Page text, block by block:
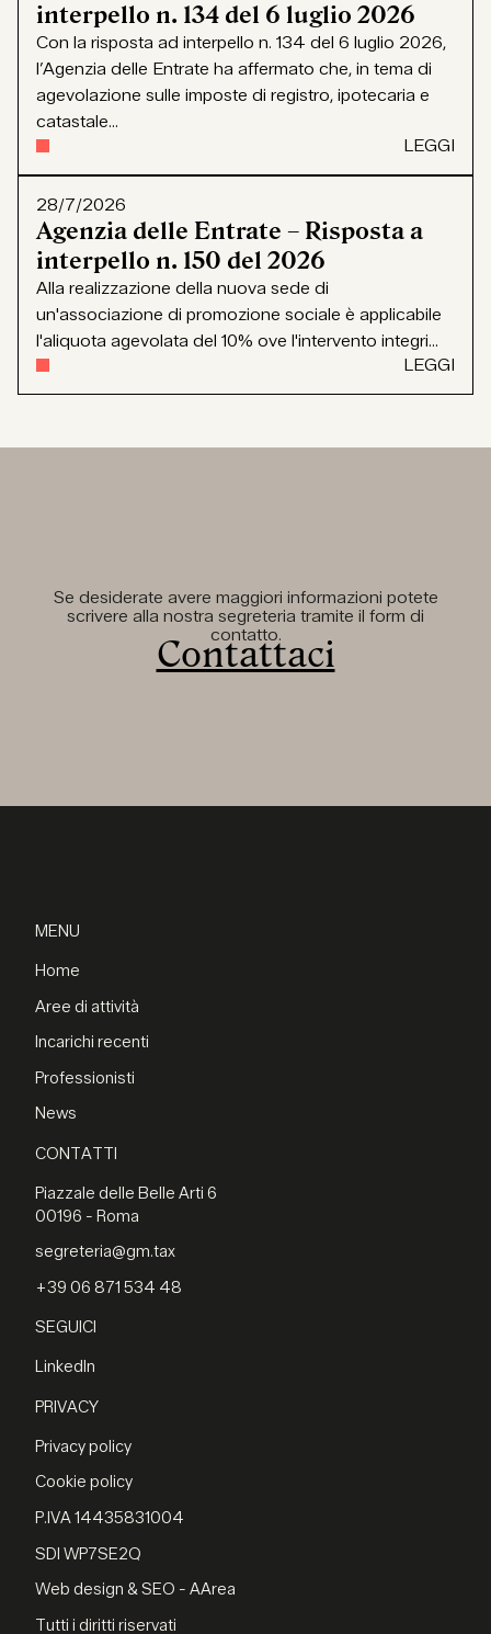
interpello n. 134 del 6 luglio 2026
Con la risposta ad interpello n. 134 del 6 luglio 2026,
l’Agenzia delle Entrate ha affermato che, in tema di
agevolazione sulle imposte di registro, ipotecaria e
catastale...
LEGGI
28/7/2026
Agenzia delle Entrate – Risposta a
interpello n. 150 del 2026
Alla realizzazione della nuova sede di
un'associazione di promozione sociale è applicabile
l'aliquota agevolata del 10% ove l'intervento integri...
LEGGI
Se desiderate avere maggiori informazioni potete
scrivere alla nostra segreteria tramite il form di
contatto.
Contattaci
MENU
Home
Aree di attività
Incarichi recenti
Professionisti
News
CONTATTI
Piazzale delle Belle Arti 6
00196 - Roma
segreteria@gm.tax
+39 06 871 534 48
SEGUICI
LinkedIn
PRIVACY
Privacy policy
Cookie policy
P.IVA 14435831004
SDI WP7SE2Q
Web design & SEO - AArea
Tutti i diritti riservati